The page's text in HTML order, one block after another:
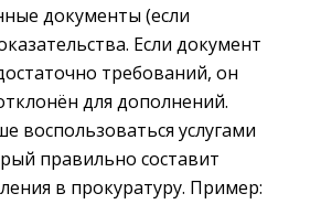
документы (если
Если документ
требований, он
для дополнений.
воспользоваться услугами
правильно составит
в прокуратуру. Пример: